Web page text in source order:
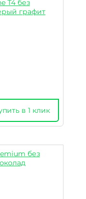
T4 без
графит
в 1 клик
без